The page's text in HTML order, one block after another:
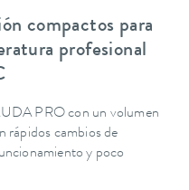
compactos para
profesional
PRO con un volumen
rápidos cambios de
y poco